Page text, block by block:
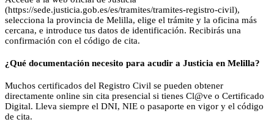
(https://sede.justicia.gob.es/es/tramites/tramites-registro-civil),
selecciona la provincia de Melilla, elige el trámite y la oficina más
cercana, e introduce tus datos de identificación. Recibirás una
confirmación con el código de cita.
¿Qué documentación necesito para acudir a Justicia en Melilla?
Muchos certificados del Registro Civil se pueden obtener
directamente online sin cita presencial si tienes Cl@ve o Certificado
Digital. Lleva siempre el DNI, NIE o pasaporte en vigor y el código
de cita.